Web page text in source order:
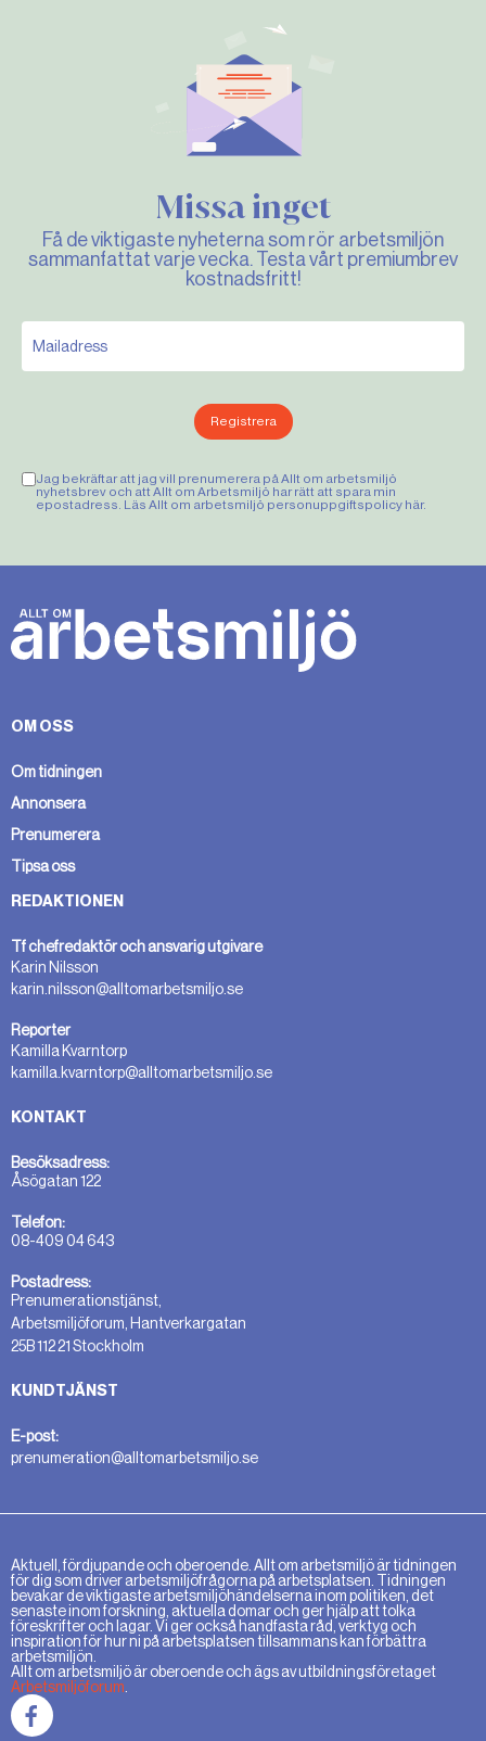
Missa inget
Få de viktigaste nyheterna som rör arbetsmiljön
sammanfattat varje vecka. Testa vårt premiumbrev
kostnadsfritt!
Registrera
Jag bekräftar att jag vill prenumerera på Allt om arbetsmiljö
nyhetsbrev och att Allt om Arbetsmiljö har rätt att spara min
epostadress. Läs Allt om arbetsmiljö personuppgiftspolicy här.
OM OSS
Om tidningen
Annonsera
Prenumerera
Tipsa oss
REDAKTIONEN
Tf chefredaktör och ansvarig utgivare
Karin Nilsson
karin.nilsson@alltomarbetsmiljo.se
Reporter
Kamilla Kvarntorp
kamilla.kvarntorp@alltomarbetsmiljo.se
KONTAKT
Besöksadress:
Åsögatan 122
Telefon:
08-409 04 643
Postadress:
Prenumerationstjänst,
Arbetsmiljöforum, Hantverkargatan
25B 112 21 Stockholm
KUNDTJÄNST
E-post:
prenumeration@alltomarbetsmiljo.se
Aktuell, fördjupande och oberoende. Allt om arbetsmiljö är tidningen
för dig som driver arbetsmiljöfrågorna på arbetsplatsen. Tidningen
bevakar de viktigaste arbetsmiljöhändelserna inom politiken, det
senaste inom forskning, aktuella domar och ger hjälp att tolka
föreskrifter och lagar. Vi ger också handfasta råd, verktyg och
inspiration för hur ni på arbetsplatsen tillsammans kan förbättra
arbetsmiljön.
Allt om arbetsmiljö är oberoende och ägs av utbildningsföretaget
Arbetsmiljöforum